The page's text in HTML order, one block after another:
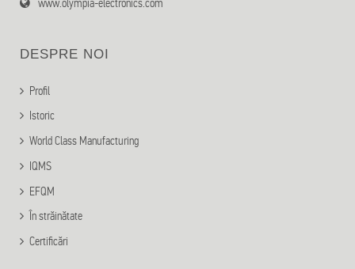
www.olympia-electronics.com
DESPRE NOI
Profil
Istoric
World Class Manufacturing
IQMS
EFQM
În străinătate
Certificări